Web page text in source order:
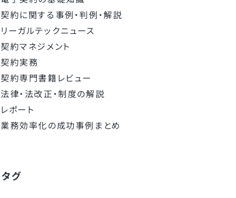
契約に関する事例・判例・解説
リーガルテックニュース
契約マネジメント
契約実務
契約専門書籍レビュー
法律・法改正・制度の解説
レポート
業務効率化の成功事例まとめ
タグ